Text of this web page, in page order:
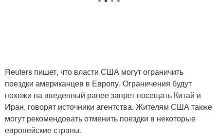
Reuters пишет, что власти США могут ограничить
поездки американцев в Европу. Ограничения будут
похожи на введенный ранее запрет посещать Китай и
Иран, говорят источники агентства. Жителям США также
могут рекомендовать отменить поездки в некоторые
европейские страны.